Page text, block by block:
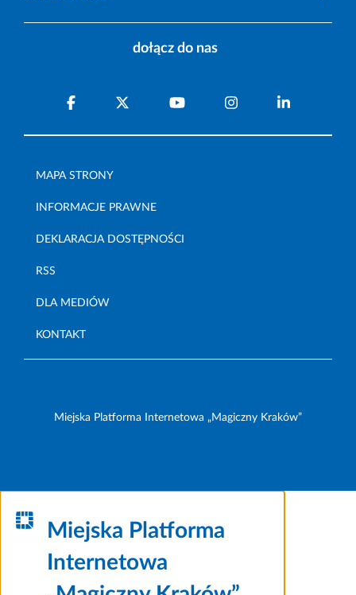
dołącz do nas
MAPA STRONY
INFORMACJE PRAWNE
DEKLARACJA DOSTĘPNOŚCI
RSS
DLA MEDIÓW
KONTAKT
Miejska Platforma Internetowa „Magiczny Kraków”
Miejska Platforma
Internetowa